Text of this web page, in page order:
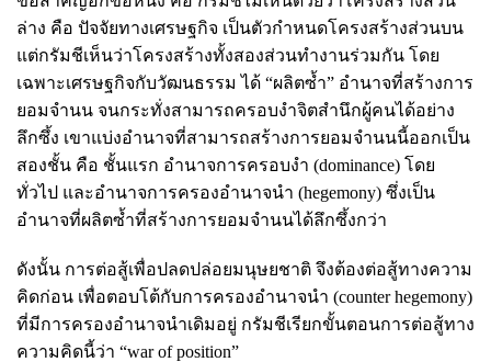
ล่าง คือ ปัจจัยทางเศรษฐกิจ เป็นตัวกำหนดโครงสร้างส่วนบน
แต่กรัมชีเห็นว่าโครงสร้างทั้งสองส่วนทำงานร่วมกัน โดย
เฉพาะเศรษฐกิจกับวัฒนธรรม ได้ “ผลิตซ้ำ” อำนาจที่สร้างการ
ยอมจำนน จนกระทั่งสามารถครอบงำจิตสำนึกผู้คนได้อย่าง
ลึกซึ้ง เขาแบ่งอำนาจที่สามารถสร้างการยอมจำนนนี้ออกเป็น
สองชั้น คือ ชั้นแรก อำนาจการครอบงำ (dominance) โดย
ทั่วไป และอำนาจการครองอำนาจนำ (hegemony) ซึ่งเป็น
อำนาจที่ผลิตซ้ำที่สร้างการยอมจำนนได้ลึกซึ้งกว่า
ดังนั้น การต่อสู้เพื่อปลดปล่อยมนุษยชาติ จึงต้องต่อสู้ทางความ
คิดก่อน เพื่อตอบโต้กับการครองอำนาจนำ (counter hegemony)
ที่มีการครองอำนาจนำเดิมอยู่ กรัมชีเรียกขั้นตอนการต่อสู้ทาง
ความคิดนี้ว่า “war of position”